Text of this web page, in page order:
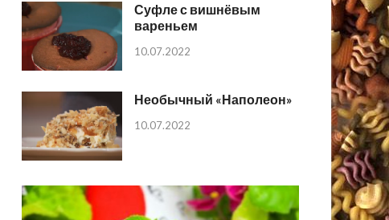
Суфле с вишнёвым
вареньем
10.07.2022
Необычный «Наполеон»
10.07.2022